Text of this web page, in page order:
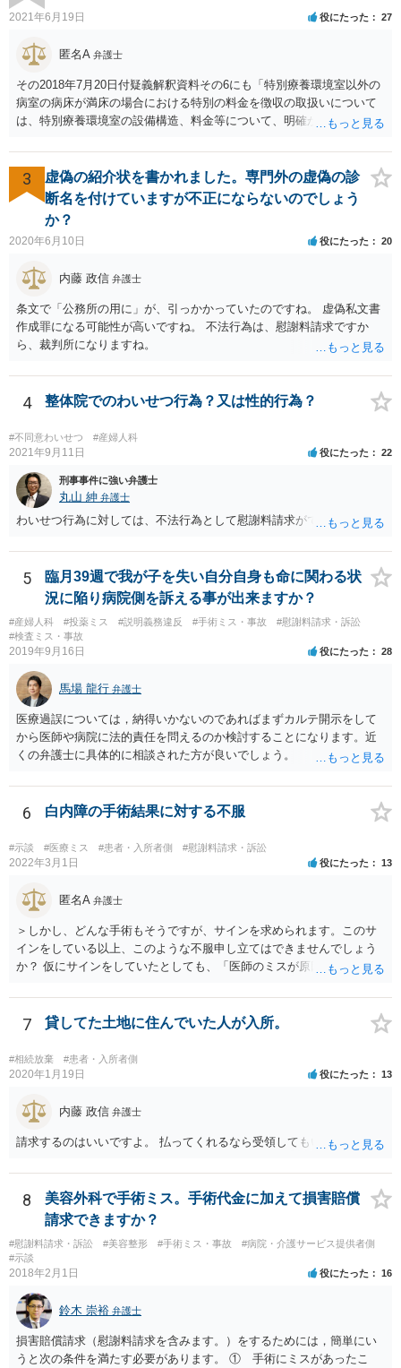
ではありません。 あくまでも、余力の範囲で認められるものです。 親
る扶養義務は配偶者や子に対する扶養義務に比べて弱いものです。 生
まれてすぐ両親が離婚し、その後会っていなかったという事情も、扶
養義務の順位を下げる一つの理由になります。
2021年6月19日 役にたった 27
匿名A 弁護士
その2018年7月20日付疑義解釈資料その6にも「特別療養環境室以外の
病室の病床が満床の場合における特別の料金を徴収の取扱いについて
は、特別療養環境室の設備構造、料金等について、明確かつ懇切丁寧
ことが確認される場合には、特別療養環境室以外の病室の病床が満床
であっても、特別の料金を徴収することは差し支えない。」と書いて
あるので、当局の立場としても「病院理由(大部屋に空きがない等)での
差額ベッド代は請求してはならない」とは言っていません。 「入院の
必要があるにもかかわらず、特別の料金の支払いに同意しないのであ
れば、他院を受診するよう言われた」という事例についても「不適切
と思われる事例」と言及されているだけで「不適切である」と断定も
されていないですし、違法であることも示唆されていません。ですの
適切なだけで、たとえば言い方を変えて「緊急手術をおすすめします
が、当病院は現在大部屋が満床なので大部屋を希望される場合は本日
の緊急手術には応じられません。１日当たり１万８７００円の個室で
が望ましい状況における病院側の説明としては十分だと思いますし、
かについても考え方が分かれると思います。それに加えて、そもそも
通達に民間に対する法的拘束力はないこと(下級行政機関に対する拘束
力しかありません)を考えれば、一応の説明を受けて同意した以上、病
院側からは同意書に「１日当たり」という記載が抜けていることを奇
貨として不当に支払を拒んでいると見られて、今後あなたやあなたの
ご家族がその大学病院を受診せざるを得なくなった場合に事実上の不
利益を受ける可能性は否定できないように思われます。
3
虚偽の紹介状を書かれました。専門外の虚偽の診
断名を付けていますが不正にならないのでしょう
か？
2020年6月10日 役にたった 20
内藤 政信 弁護士
条文で「公務所の用に」が、引っかかっていたのですね。 虚偽私文書
作成罪になる可能性が高いですね。 不法行為は、慰謝料請求ですか
ら、裁判所になりますね。
4 整体院でのわいせつ行為？又は性的行為？
#不同意わいせつ #産婦人科
2021年9月11日 役にたった 22
刑事事件に強い弁護士
丸山 紳 弁護士
わいせつ行為に対しては、不法行為として慰謝料請求ができます。
5
臨月39週で我が子を失い自分自身も命に関わる状
況に陥り病院側を訴える事が出来ますか？
#産婦人科 #投薬ミス #説明義務違反 #手術ミス・事故
#慰謝料請求・訴訟
#検査ミス・事故
2019年9月16日 役にたった 28
馬場 龍行 弁護士
医療過誤については，納得いかないのであればまずカルテ開示をして
から医師や病院に法的責任を問えるのか検討することになります。近
くの弁護士に具体的に相談された方が良いでしょう。
6 白内障の手術結果に対する不服
#示談 #医療ミス #患者・入所者側 #慰謝料請求・訴訟
2022年3月1日 役にたった 13
匿名A 弁護士
＞しかし、どんな手術もそうですが、サインを求められます。このサ
インをしている以上、このような不服申し立てはできませんでしょう
か？ 仮にサインをしていたとしても、「医師のミスが原因で老眼がひ
眼が悪化することがあるにもかかわらず、全く説明されなかったよう
な場合」には、請求することは可能です。
7 貸してた土地に住んでいた人が入所。
#相続放棄 #患者・入所者側
2020年1月19日 役にたった 13
内藤 政信 弁護士
請求するのはいいですよ。 払ってくれるなら受領してもいいですよ。
8
美容外科で手術ミス。手術代金に加えて損害賠償
請求できますか？
#慰謝料請求・訴訟 #美容整形 #手術ミス・事故
#病院・介護サービス提供者側
#示談
2018年2月1日 役にたった 16
鈴木 崇裕 弁護士
損害賠償請求（慰謝料請求を含みます。）をするためには，簡単にい
うと次の条件を満たす必要があります。 ① 手術にミスがあったこ